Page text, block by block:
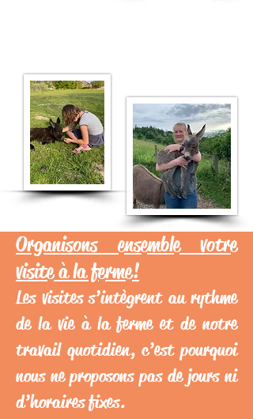
Organisons ensemble votre
visite à la ferme!
Les visites s’intègrent au rythme
de la vie à la ferme et de notre
travail quotidien, c’est pourquoi
nous ne proposons pas de jours ni
d’horaires fixes.